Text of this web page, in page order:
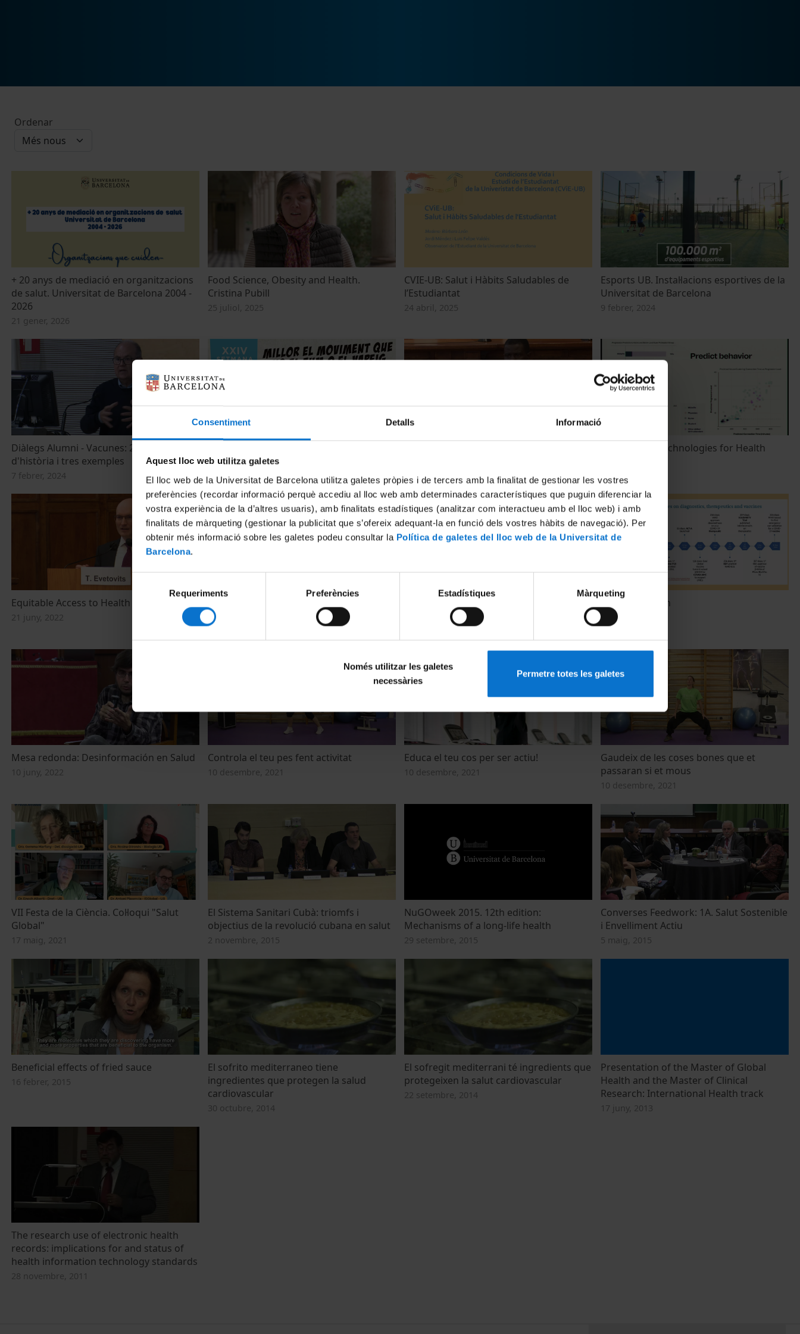
Consentiment Detalls Informació
Aquest lloc web utilitza galetes
El lloc web de la Universitat de Barcelona utilitza galetes pròpies i de tercers amb la finalitat de gestionar les vostres
preferències (recordar informació perquè accediu al lloc web amb determinades característiques que puguin diferenciar la
vostra experiència de la d’altres usuaris), amb finalitats estadístiques (analitzar com interactueu amb el lloc web) i amb
finalitats de màrqueting (gestionar la publicitat que s’ofereix adequant-la en funció dels vostres hàbits de navegació). Per
obtenir més informació sobre les galetes podeu consultar la Política de galetes del lloc web de la Universitat de
Barcelona.
de
consentiment
Requeriments Preferències Estadístiques Màrqueting
Només utilitzar les galetes
necessàries
Permetre totes les galetes
Ordenar
+ 20 anys de mediació en organitzacions
de salut. Universitat de Barcelona 2004 -
2026
21 gener, 2026
Food Science, Obesity and Health.
Cristina Pubill
25 juliol, 2025
CVIE-UB: Salut i Hàbits Saludables de
l’Estudiantat
24 abril, 2025
Esports UB. Instal·lacions esportives de la
Universitat de Barcelona
9 febrer, 2024
Diàlegs Alumni - Vacunes: 200 anys
d'història i tres exemples
7 febrer, 2024
vapeig
17 maig, 2023 21 juny, 2022
Information Technologies for Health
Equitable Access to Health
21 juny, 2022
miscommunication. Panel discussion
21 juny, 2022
Health communication and
miscommunication
Plenary session
21 juny, 2022
Mesa redonda: Desinformación en Salud
10 juny, 2022
Controla el teu pes fent activitat
10 desembre, 2021
Educa el teu cos per ser actiu!
10 desembre, 2021
Gaudeix de les coses bones que et
passaran si et mous
10 desembre, 2021
VII Festa de la Ciència. Col·loqui "Salut
Global"
17 maig, 2021
El Sistema Sanitari Cubà: triomfs i
objectius de la revolució cubana en salut
2 novembre, 2015
NuGOweek 2015. 12th edition:
Mechanisms of a long-life health
29 setembre, 2015
Converses Feedwork: 1A. Salut Sostenible
i Envelliment Actiu
5 maig, 2015
Beneficial effects of fried sauce
16 febrer, 2015
El sofrito mediterraneo tiene
ingredientes que protegen la salud
cardiovascular
30 octubre, 2014
El sofregit mediterrani té ingredients que
protegeixen la salut cardiovascular
22 setembre, 2014
Presentation of the Master of Global
Health and the Master of Clinical
Research: International Health track
17 juny, 2013
The research use of electronic health
records: implications for and status of
health information technology standards
28 novembre, 2011